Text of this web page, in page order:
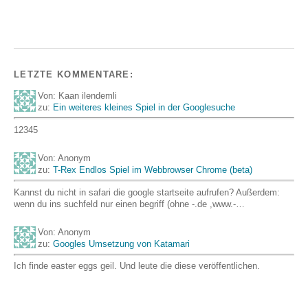
LETZTE KOMMENTARE:
Von: Kaan ilendemli
zu: Ein weiteres kleines Spiel in der Googlesuche
12345
Von: Anonym
zu: T-Rex Endlos Spiel im Webbrowser Chrome (beta)
Kannst du nicht in safari die google startseite aufrufen? Außerdem:
wenn du ins suchfeld nur einen begriff (ohne -.de ,www.-…
Von: Anonym
zu: Googles Umsetzung von Katamari
Ich finde easter eggs geil. Und leute die diese veröffentlichen.